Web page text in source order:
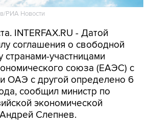
РИА Новости
INTERFAX.RU - Датой
соглашения о свободной
участницами
союза (ЕАЭС) с
ОАЭ с другой определено 6
сообщил министр по
экономической
Слепнев.